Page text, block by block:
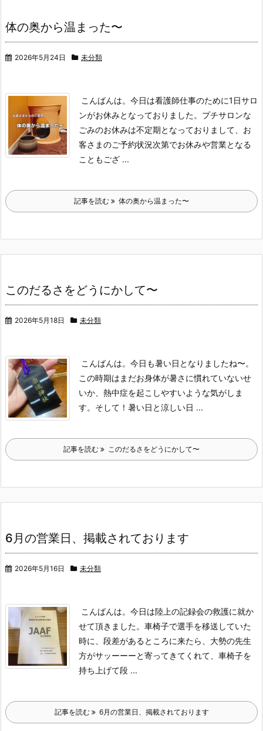
体の奥から温まった〜
2026年5月24日 未分類
こんばんは。 今日は看護師仕事のために1日サロ
ンがお休みとなっておりました。 プチサロンな
ごみのお休みは不定期となっておりまして、お
客さまのご予約状況次第でお休みや営業となる
こともござ ...
記事を読む 体の奥から温まった〜
このだるさをどうにかして〜
2026年5月18日 未分類
こんばんは。 今日も暑い日となりましたね〜。
この時期はまだお身体が暑さに慣れていないせ
いか、熱中症を起こしやすいような気がしま
す。 そして！ 暑い日と涼しい日 ...
記事を読む このだるさをどうにかして〜
6月の営業日、掲載されております
2026年5月16日 未分類
こんばんは。 今日は陸上の記録会の救護に就か
せて頂きました。 車椅子で選手を移送していた
時に、段差があるところに来たら、大勢の先生
方がサッーーーと寄ってきてくれて、車椅子を
持ち上げて段 ...
記事を読む 6月の営業日、掲載されております